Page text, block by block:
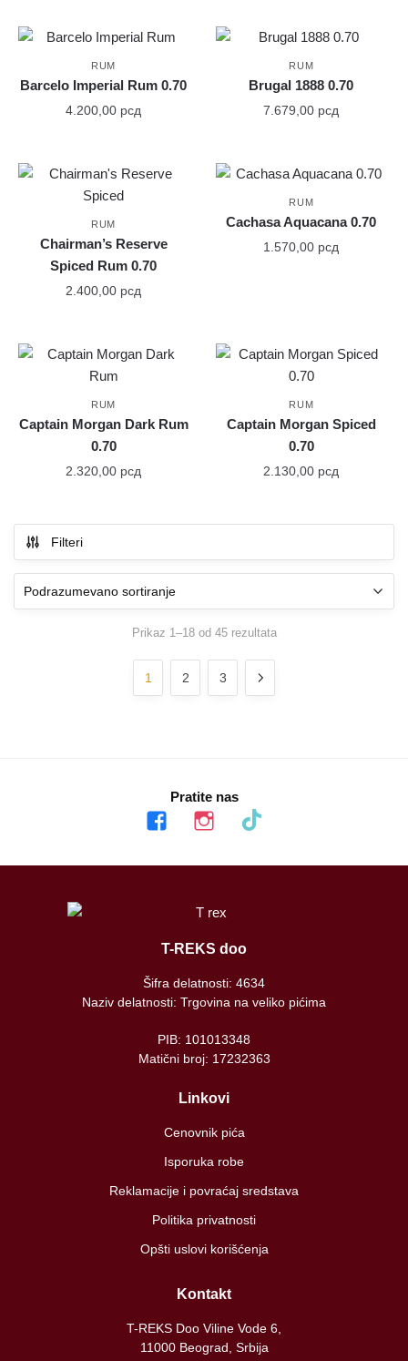
RUM
Barcelo Imperial Rum 0.70
4.200,00 рсд
RUM
Brugal 1888 0.70
7.679,00 рсд
RUM
Chairman’s Reserve
Spiced Rum 0.70
2.400,00 рсд
RUM
Cachasa Aquacana 0.70
1.570,00 рсд
RUM
Captain Morgan Dark Rum
0.70
2.320,00 рсд
RUM
Captain Morgan Spiced
0.70
2.130,00 рсд
Filteri
Prikaz 1–18 od 45 rezultata
1 2 3
Pratite nas
facebook instagram tiktok
T-REKS doo
Šifra delatnosti: 4634
Naziv delatnosti: Trgovina na veliko pićima
PIB: 101013348
Matični broj: 17232363
Linkovi
Cenovnik pića
Isporuka robe
Reklamacije i povraćaj sredstava
Politika privatnosti
Opšti uslovi korišćenja
Kontakt
T-REKS Doo Viline Vode 6,
11000 Beograd, Srbija